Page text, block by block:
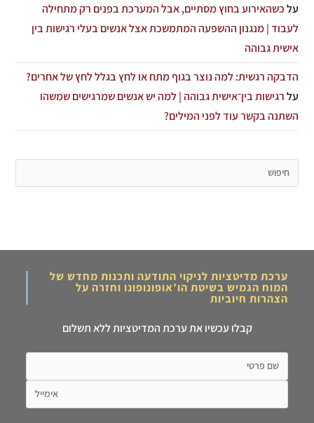
עלכשהאירוע בחוץ מסתיים, אבל המערכת בפנים רק מתחילה
לעבוד | מנגנון ההשפעה המתמשכת אצל אנשים בעלי רגישות בין
אישית גבוהה
הדבקה רגשית: למה נוצר בגוף מתח או לחץ בגלל לחץ של אחרים?
עלרגישות בין־אישית גבוהה | למה יש אנשים שמרגישים שמשהו
השתנה בקשר עוד לפני המילים?
ערכת מדיטציות לניקוי התודעה ותכנות מחדש של
המוח הגמיש בשיטת הו’אופונופונו וחזרה על
הצהרות חיוביות
קבלו עכשיו את ערכת המדיטציות ללא תשלום